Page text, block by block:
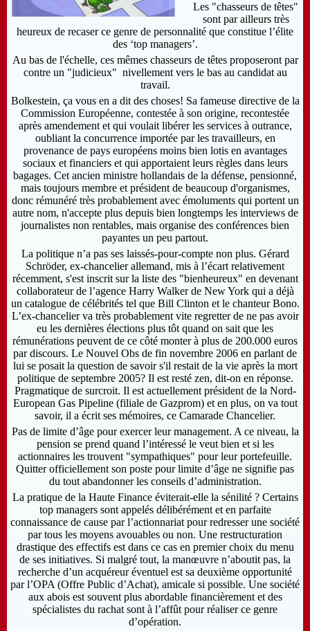
Les "chasseurs de têtes"
sont par ailleurs très
heureux de recaser ce genre de personnalité que constitue l’élite
des ‘top managers’.
Au bas de l'échelle, ces mêmes chasseurs de têtes proposeront par
contre un "judicieux" nivellement vers le bas au candidat au
travail.
Bolkestein, ça vous en a dit des choses! Sa fameuse directive de la
Commission Européenne, contestée à son origine, recontestée
après amendement et qui voulait libérer les services à outrance,
oubliant la concurrence importée par les travailleurs, en
provenance de pays européens moins bien lotis en avantages
sociaux et financiers et qui apportaient leurs règles dans leurs
bagages. Cet ancien ministre hollandais de la défense, pensionné,
mais toujours membre et président de beaucoup d'organismes,
donc rémunéré très probablement avec émoluments qui portent un
autre nom, n'accepte plus depuis bien longtemps les interviews de
journalistes non rentables, mais organise des conférences bien
payantes un peu partout.
La politique n’a pas ses laissés-pour-compte non plus. Gérard
Schröder, ex-chancelier allemand, mis à l’écart relativement
récemment, s'est inscrit sur la liste des "bienheureux" en devenant
collaborateur de l’agence Harry Walker de New York qui a déjà
un catalogue de célébrités tel que Bill Clinton et le chanteur Bono.
L’ex-chancelier va très probablement vite regretter de ne pas avoir
eu les dernières élections plus tôt quand on sait que les
rémunérations peuvent de ce côté monter à plus de 200.000 euros
par discours. Le Nouvel Obs de fin novembre 2006 en parlant de
lui se posait la question de savoir s'il restait de la vie après la mort
politique de septembre 2005? Il est resté zen, dit-on en réponse.
Pragmatique de surcroit. Il est actuellement président de la Nord-
European Gas Pipeline (filiale de Gazprom) et en plus, on va tout
savoir, il a écrit ses mémoires, ce Camarade Chancelier.
Pas de limite d’âge pour exercer leur management. A ce niveau, la
pension se prend quand l’intéressé le veut bien et si les
actionnaires les trouvent "sympathiques" pour leur portefeuille.
Quitter officiellement son poste pour limite d’âge ne signifie pas
du tout abandonner les conseils d’administration.
La pratique de la Haute Finance éviterait-elle la sénilité ? Certains
top managers sont appelés délibérément et en parfaite
connaissance de cause par l’actionnariat pour redresser une société
par tous les moyens avouables ou non. Une restructuration
drastique des effectifs est dans ce cas en premier choix du menu
de ses initiatives. Si malgré tout, la manœuvre n’aboutit pas, la
recherche d’un acquéreur éventuel est sa deuxième opportunité
par l’OPA (Offre Public d’Achat), amicale si possible. Une société
aux abois est souvent plus abordable financièrement et des
spécialistes du rachat sont à l’affût pour réaliser ce genre
d’opération.